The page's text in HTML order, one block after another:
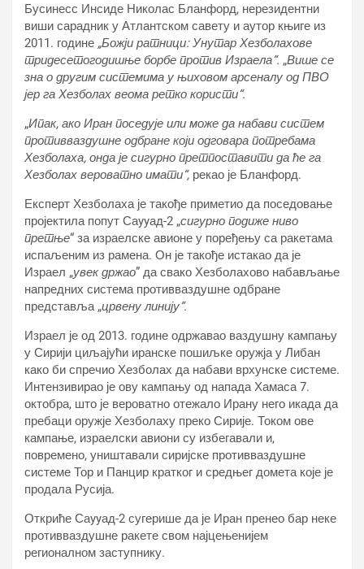
Бусинесс Инсиде Николас Бланфорд, нерезидентни
виши сарадник у Атлантском савету и аутор књиге из
2011. године „Божји ратници: Унутар Хезболахове
тридесетогодишње борбе против Израела“. „Више се
зна о другим системима у њиховом арсеналу од ПВО
јер га Хезболах веома ретко користи“.
„Ипак, ако Иран поседује или може да набави систем
противваздушне одбране који одговара потребама
Хезболаха, онда је сигурно претпоставити да ће га
Хезболах вероватно имати“, рекао је Бланфорд.
Експерт Хезболаха је такође приметио да поседовање
пројектила попут Саyyад-2 „сигурно подиже ниво
претње“ за израелске авионе у поређењу са ракетама
испаљеним из рамена. Он је такође истакао да је
Израел „увек држао” да свако Хезболахово набављање
напредних система противваздушне одбране
представља „црвену линију”.
Израел је од 2013. године одржавао ваздушну кампању
у Сирији циљајући иранске пошиљке оружја у Либан
како би спречио Хезболах да набави врхунске системе.
Интензивирао је ову кампању од напада Хамаса 7.
октобра, што је вероватно отежало Ирану него икада да
пребаци оружје Хезболаху преко Сирије. Током ове
кампање, израелски авиони су избегавали и,
повремено, уништавали сиријске противваздушне
системе Тор и Панцир кратког и средњег домета које је
продала Русија.
Откриће Саyyад-2 сугерише да је Иран пренео бар неке
противваздушне ракете свом најцењенијем
регионалном заступнику.